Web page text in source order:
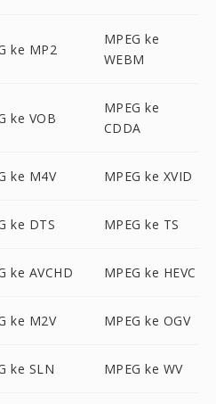
ke MP2
MPEG ke
WEBM
ke VOB
MPEG ke
CDDA
ke M4V MPEG ke XVID
ke DTS MPEG ke TS
ke AVCHD MPEG ke HEVC
ke M2V MPEG ke OGV
ke SLN MPEG ke WV